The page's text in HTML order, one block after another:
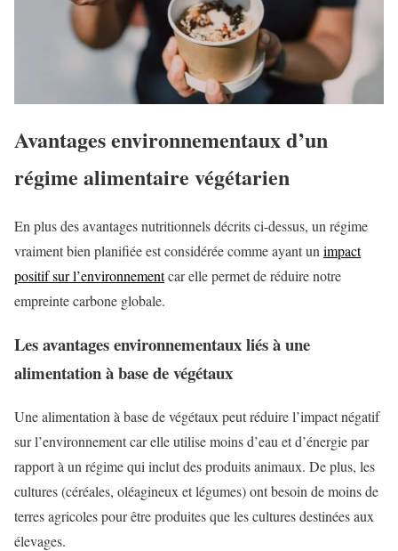
Avantages environnementaux d’un
régime alimentaire végétarien
En plus des avantages nutritionnels décrits ci-dessus, un régime
vraiment bien planifiée est considérée comme ayant unimpact
positif sur l’environnementcar elle permet de réduire notre
empreinte carbone globale.
Les avantages environnementaux liés à une
alimentation à base de végétaux
Une alimentation à base de végétaux peut réduire l’impact négatif
sur l’environnement car elle utilise moins d’eau et d’énergie par
rapport à un régime qui inclut des produits animaux. De plus, les
cultures (céréales, oléagineux et légumes) ont besoin de moins de
terres agricoles pour être produites que les cultures destinées aux
élevages.